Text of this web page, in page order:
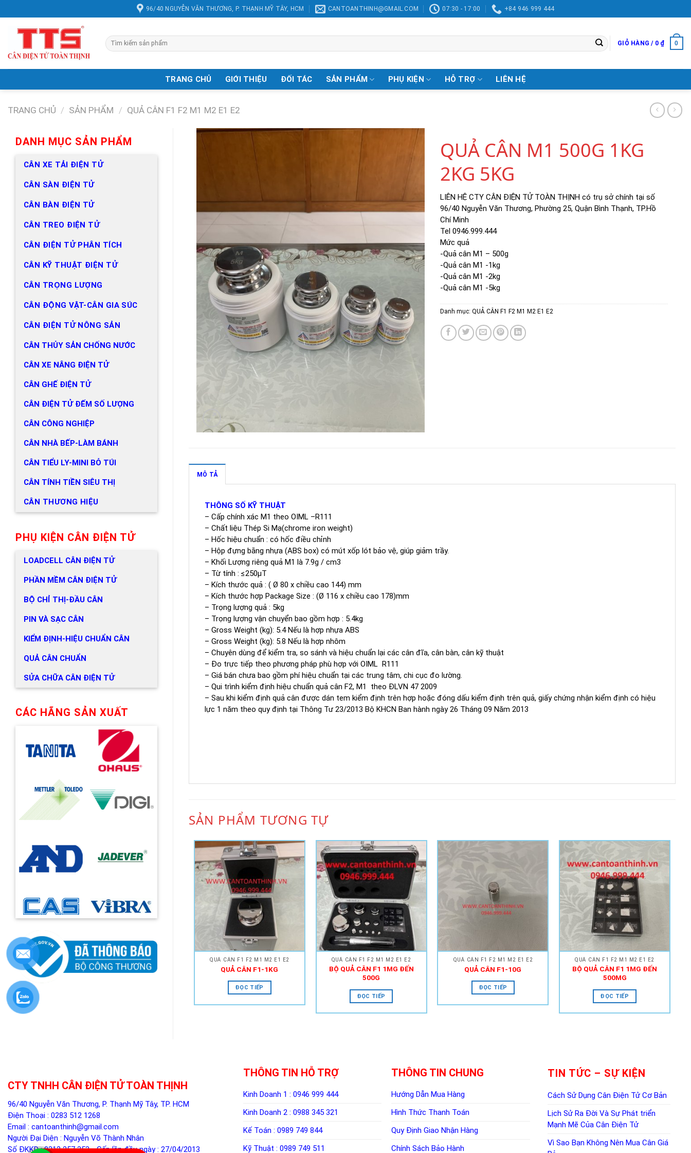
đến
96/40 NGUYỄN VĂN THƯƠNG, P. THẠNH MỸ TÂY, HCM CANTOANTHINH@GMAIL.COM 07:30 - 17:00 +84 946 999 444
Tìm
kiếm:
GIỎ HÀNG / 0 ₫ 0
TRANG CHỦ GIỚI THIỆU ĐỐI TÁC SẢN PHẨM PHỤ KIỆN HỖ TRỢ LIÊN HỆ
TRANG CHỦ / SẢN PHẨM / QUẢ CÂN F1 F2 M1 M2 E1 E2
DANH MỤC SẢN PHẨM
CÂN XE TẢI ĐIỆN TỬ
CÂN SÀN ĐIỆN TỬ
CÂN BÀN ĐIỆN TỬ
CÂN TREO ĐIỆN TỬ
CÂN ĐIỆN TỬ PHÂN TÍCH
CÂN KỸ THUẬT ĐIỆN TỬ
CÂN TRỌNG LƯỢNG
CÂN ĐỘNG VẬT-CÂN GIA SÚC
CÂN ĐIỆN TỬ NÔNG SẢN
CÂN THỦY SẢN CHỐNG NƯỚC
CÂN XE NÂNG ĐIỆN TỬ
CÂN GHẾ ĐIỆN TỬ
CÂN ĐIỆN TỬ ĐẾM SỐ LƯỢNG
CÂN CÔNG NGHIỆP
CÂN NHÀ BẾP-LÀM BÁNH
CÂN TIỂU LY-MINI BỎ TÚI
CÂN TÍNH TIỀN SIÊU THỊ
CÂN THƯƠNG HIỆU
PHỤ KIỆN CÂN ĐIỆN TỬ
LOADCELL CÂN ĐIỆN TỬ
PHẦN MỀM CÂN ĐIỆN TỬ
BỘ CHỈ THỊ-ĐẦU CÂN
PIN VÀ SẠC CÂN
KIỂM ĐỊNH-HIỆU CHUẨN CÂN
QUẢ CÂN CHUẨN
SỬA CHỮA CÂN ĐIỆN TỬ
CÁC HÃNG SẢN XUẤT
QUẢ CÂN M1 500G 1KG
2KG 5KG
LIÊN HỆ CTY CÂN ĐIỆN TỬ TOÀN THỊNH có trụ sở chính tại số
96/40 Nguyễn Văn Thương, Phường 25, Quận Bình Thạnh, TP.Hồ
Chí Minh
Tel 0946.999.444
Mức quả
-Quả cân M1 – 500g
-Quả cân M1 -1kg
-Quả cân M1 -2kg
-Quả cân M1 -5kg
Danh mục: QUẢ CÂN F1 F2 M1 M2 E1 E2
MÔ TẢ
THÔNG SỐ KỸ THUẬT
– Cấp chính xác M1 theo OIML –R111
– Chất liệu Thép Si Mạ(chrome iron weight)
– Hốc hiệu chuẩn : có hốc điều chỉnh
– Hộp đựng bằng nhựa (ABS box) có mút xốp lót bảo vệ, giúp giảm trầy.
– Khối Lượng riêng quả M1 là 7.9g / cm3
– Từ tính : ≤250μT
– Kích thước quả : ( Ø 80 x chiều cao 144) mm
– Kích thước hợp Package Size : (Ø 116 x chiều cao 178)mm
– Trọng lượng quả : 5kg
– Trọng lượng vận chuyển bao gồm hợp : 5.4kg
– Gross Weight (kg): 5.4 Nếu là hợp nhựa ABS
– Gross Weight (kg): 5.8 Nếu là hợp nhôm
– Chuyên dùng để kiểm tra, so sánh và hiệu chuẩn lại các cân đĩa, cân bàn, cân kỹ thuật
– Đo trực tiếp theo phương pháp phù hợp với OIML R111
– Giá bán chưa bao gồm phí hiệu chuẩn tại các trung tâm, chi cục đo lường.
– Qui trình kiểm định hiệu chuẩn quả cân F2, M1 theo ĐLVN 47 2009
– Sau khi kiểm định quả cân được dán tem kiểm định trên hợp hoặc đóng dấu kiểm định trên quả, giấy chứng nhận kiểm định có hiệu
lực 1 năm theo quy định tại Thông Tư 23/2013 Bộ KHCN Ban hành ngày 26 Tháng 09 Năm 2013
SẢN PHẨM TƯƠNG TỰ
Add to
QUẢ CÂN F1 F2 M1 M2 E1 E2
QUẢ CÂN F1-1KG
ĐỌC TIẾP
Add to
Wishlist
QUẢ CÂN F1 F2 M1 M2 E1 E2
BỘ QUẢ CÂN F1 1MG ĐẾN
500G
ĐỌC TIẾP
Wishlist
QUẢ CÂN F1 F2 M1 M2 E1 E2
QUẢ CÂN F1-10G
ĐỌC TIẾP
QUẢ CÂN F1 F2 M1 M2 E1 E2
BỘ QUẢ CÂN F1 1MG ĐẾN
500MG
ĐỌC TIẾP
CTY TNHH CÂN ĐIỆN TỬ TOÀN THỊNH
96/40 Nguyễn Văn Thương, P. Thạnh Mỹ Tây, TP. HCM
Điện Thoại : 0283 512 1268
Email : cantoanthinh@gmail.com
Người Đại Diện : Nguyễn Võ Thành Nhân
Số ĐKKD : 0312 257 353 - Cấp lần đầu ngày : 27/04/2013
THÔNG TIN HỖ TRỢ
Kinh Doanh 1 : 0946 999 444
Kinh Doanh 2 : 0988 345 321
Kế Toán : 0989 749 844
Kỹ Thuật : 0989 749 511
THÔNG TIN CHUNG
Hướng Dẫn Mua Hàng
Hình Thức Thanh Toán
Quy Định Giao Nhận Hàng
Chính Sách Bảo Hành
TIN TỨC – SỰ KIỆN
Cách Sử Dụng Cân Điện Tử Cơ Bản
Lịch Sử Ra Đời Và Sự Phát triển
Mạnh Mẽ Của Cân Điện Tử
Vì Sao Bạn Không Nên Mua Cân Giá